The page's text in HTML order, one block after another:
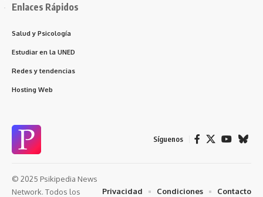
Enlaces Rápidos
Salud y Psicología
Estudiar en la UNED
Redes y tendencias
Hosting Web
Síguenos
© 2025 Psikipedia News
Network. Todos los
Privacidad Condiciones Contacto